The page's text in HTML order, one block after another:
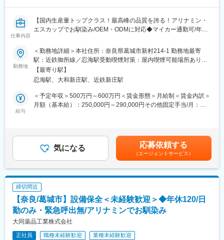
実
■キャリアパス：
入社直後は上記業務をご経験に応じてお任せし、少しずつ業務の
幅を増やしていただけます。製品の安全性と品質を担保する重要
なポジションをお任せします。過去の入社者には食品業界や品質
ください。
■同社に関して：
◎同社はコーヒーや炭酸飲料などでお馴染みの“ダイドードリンコ
る数多くの健康・美容飲料等のドリンク剤を中心とした研究、開
発、製造に取り組み、ドリンク剤の受託製造トップクラスのシェ
が可能で、1日最大約170万本の生産が可能な設備を備えていま
す。また当社は近年パウチ製品に力を入れており、医薬部外品の
パウチ製品は全て当社でのみ生産しています。
変更の範囲：会社の定める業務
仕事内容
【国内生産量トップクラス！最高峰の品質を誇る！アリナミン・
エスカップでお馴染み/OEM・ODMに対応◆マイカー通勤可/年休
■業務内容：
本ポジションは、主任・係長クラスでの採用を予定しておりま
す。現在の主任担当から、少しずつ業務を引継いでいただきま
す。
〈メイン業務〉
各担当者から上がってきたデータを確認頂き、出荷に伴う書類の
等をお願いしたいと考えております。
■魅力ポイント：
〈品質管理部について〉
◎細分化して担当に就くのではなく、幅広く品質管理業務全般に
携わることが出来るため、挑戦・勉強できる機会が多くスキルア
ップが叶う環境です。
んできました。今では業界品質最高峰の企業として絶大なる信頼
勤務地
＜勤務地詳細＞本社住所：奈良県葛城市新村214-1 勤務地最寄
駅：近鉄御所線／忍海駅受動喫煙対策：屋内喫煙可能場所あり変
更の範囲：会社の定める事業所
【最寄り駅】
忍海駅、大和新庄駅、近鉄新庄駅
給与
＜予定年収＞500万円～600万円＜賃金形態＞月給制＜賃金内訳＞
月額（基本給）：250,000円～290,000円その他固定手当/月：
年度実績：計4ヶ月分賃金はあくまでも目安の金額であり、選考を
通じて上下する可能性があります。月給(月額)は固定手当を含めた
表記です。
気になる 応募依頼する
（エージェントサービス）
締切間近
【奈良/葛城市】設備保全＜未経験歓迎＞◆年休120/日
勤のみ・緊急呼出無/アリナミンでお馴染み
大同薬品工業株式会社
正社員 職種未経験歓迎 業種未経験歓迎